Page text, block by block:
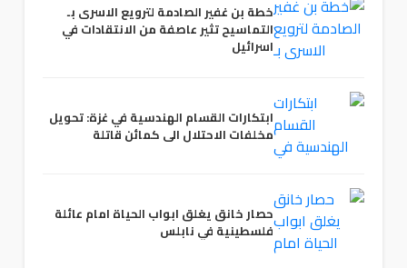
خطة بن غفير الصادمة لترويع الاسرى بـ
التماسيح تثير عاصفة من الانتقادات في
اسرائيل
ابتكارات القسام الهندسية في غزة: تحويل
مخلفات الاحتلال الى كمائن قاتلة
حصار خانق يغلق ابواب الحياة امام عائلة
فلسطينية في نابلس